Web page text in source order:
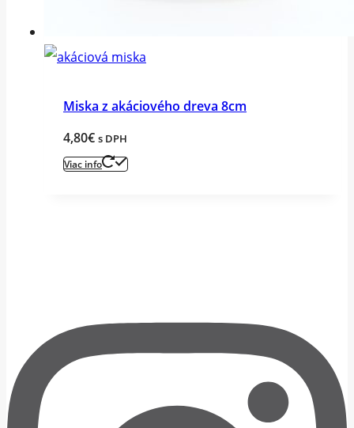
Miska z akáciového dreva 8cm
4,80€ s DPH
Viac info